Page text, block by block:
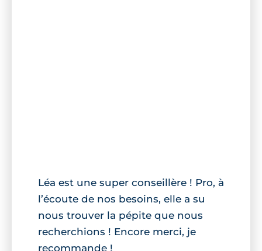
Léa est une super conseillère ! Pro, à
l’écoute de nos besoins, elle a su
nous trouver la pépite que nous
recherchions ! Encore merci, je
recommande !